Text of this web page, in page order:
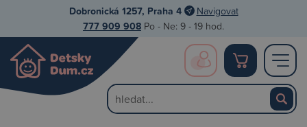
Dobronická 1257, Praha 4 Navigovat
777 909 908 Po - Ne: 9 - 19 hod.